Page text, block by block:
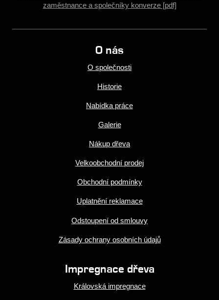
zaměstnance a společníky konverze [pdf]
O nás
O společnosti
Historie
Nabídka práce
Galerie
Nákup dřeva
Velkoobchodní prodej
Obchodní podmínky
Uplatnění reklamace
Odstoupení od smlouvy
Zásady ochrany osobních údajů
Impregnace dřeva
Královská impregnace